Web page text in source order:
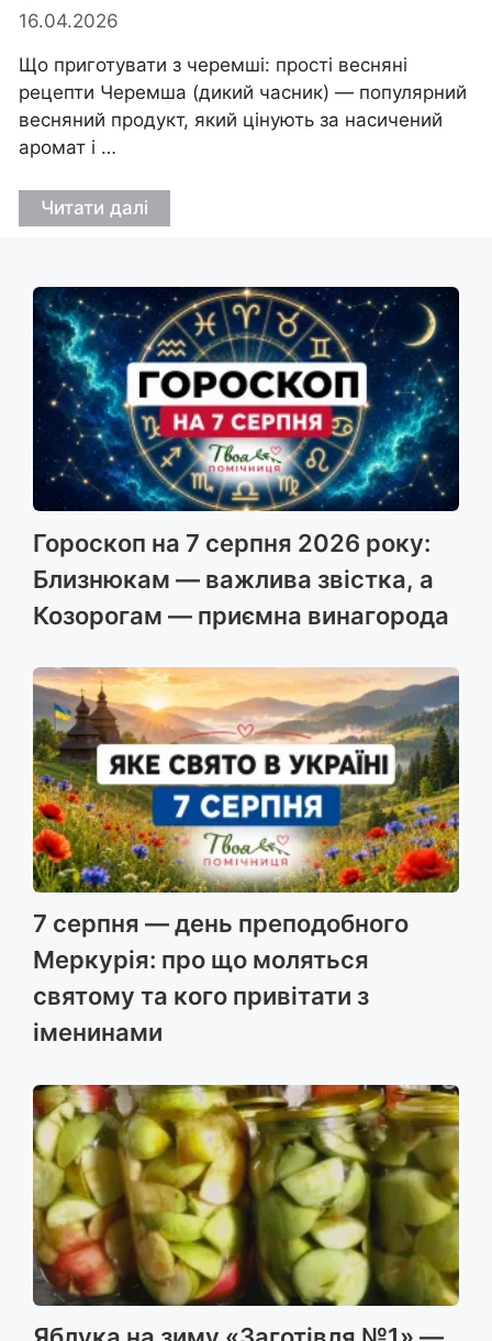
16.04.2026
Що приготувати з черемші: прості весняні
рецепти Черемша (дикий часник) — популярний
весняний продукт, який цінують за насичений
аромат і …
Читати далі
Гороскоп на 7 серпня 2026 року:
Близнюкам — важлива звістка, а
Козорогам — приємна винагорода
7 серпня — день преподобного
Меркурія: про що моляться
святому та кого привітати з
іменинами